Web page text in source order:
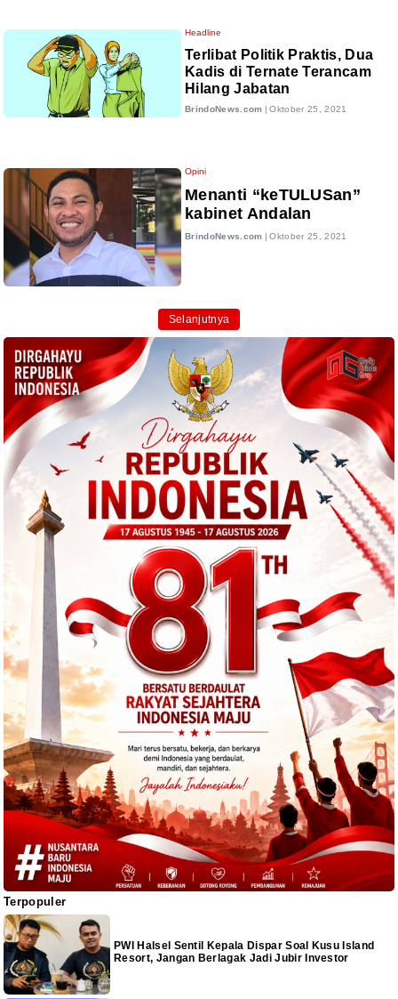
Headline
Terlibat Politik Praktis, Dua
Kadis di Ternate Terancam
Hilang Jabatan
BrindoNews.com | Oktober 25, 2021
Opini
Menanti “keTULUSan”
kabinet Andalan
BrindoNews.com | Oktober 25, 2021
Selanjutnya
Terpopuler
PWI Halsel Sentil Kepala Dispar Soal Kusu Island
Resort, Jangan Berlagak Jadi Jubir Investor